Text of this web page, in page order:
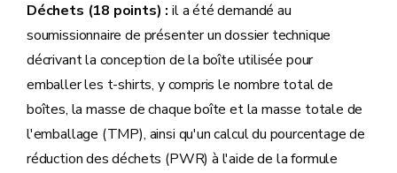
Déchets (18 points) : il a été demandé au
soumissionnaire de présenter un dossier technique
décrivant la conception de la boîte utilisée pour
emballer les t-shirts, y compris le nombre total de
boîtes, la masse de chaque boîte et la masse totale de
l'emballage (TMP), ainsi qu'un calcul du pourcentage de
réduction des déchets (PWR) à l'aide de la formule